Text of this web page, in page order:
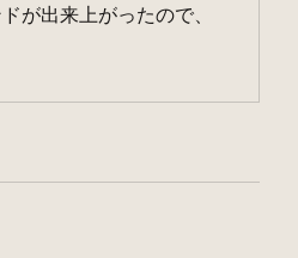
が出来上がったので、